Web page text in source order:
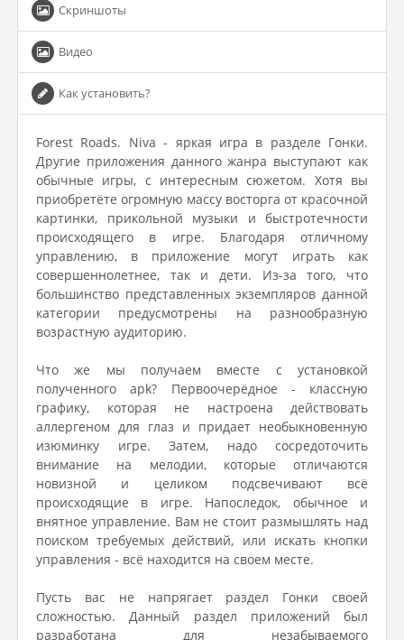
Скриншоты
Видео
Как установить?
Forest Roads. Niva - яркая игра в разделе Гонки.
Другие приложения данного жанра выступают как
обычные игры, с интересным сюжетом. Хотя вы
приобретёте огромную массу восторга от красочной
картинки, прикольной музыки и быстротечности
происходящего в игре. Благодаря отличному
управлению, в приложение могут играть как
совершеннолетнее, так и дети. Из-за того, что
большинство представленных экземпляров данной
категории предусмотрены на разнообразную
возрастную аудиторию.
Что же мы получаем вместе с установкой
полученного apk? Первоочерёдное - классную
графику, которая не настроена действовать
аллергеном для глаз и придает необыкновенную
изюминку игре. Затем, надо сосредоточить
внимание на мелодии, которые отличаются
новизной и целиком подсвечивают всё
происходящие в игре. Напоследок, обычное и
внятное управление. Вам не стоит размышлять над
поиском требуемых действий, или искать кнопки
управления - всё находится на своем месте.
Пусть вас не напрягает раздел Гонки своей
сложностью. Данный раздел приложений был
разработана для незабываемого